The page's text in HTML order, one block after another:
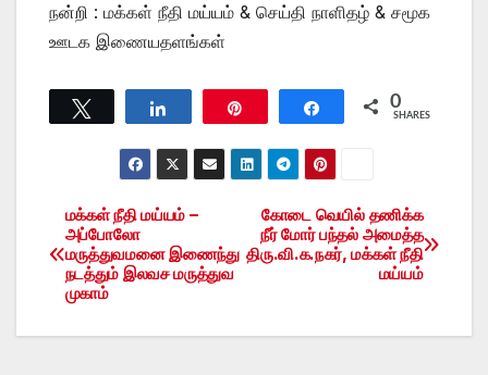
நன்றி : மக்கள் நீதி மய்யம் & செய்தி நாளிதழ் & சமூக
ஊடக இணையதளங்கள்
Share 0
SHARES
Post
navigation
கோடை வெயில் தணிக்க
நீர் மோர் பந்தல் அமைத்த
திரு.வி.க.நகர், மக்கள் நீதி
மய்யம்
மக்கள் நீதி மய்யம் –
அப்போலோ
மருத்துவமனை இணைந்து
நடத்தும் இலவச மருத்துவ
முகாம்